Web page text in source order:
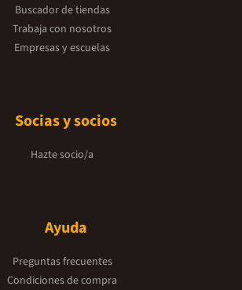
Buscador de tiendas
Trabaja con nosotros
Empresas y escuelas
Socias y socios
Hazte socio/a
Ayuda
Preguntas frecuentes
Condiciones de compra